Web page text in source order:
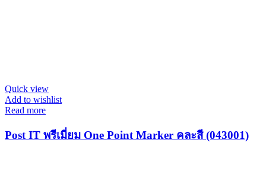
Quick view
Add to wishlist
Read more
Post IT พรีเมี่ยม One Point Marker คละสี (043001)